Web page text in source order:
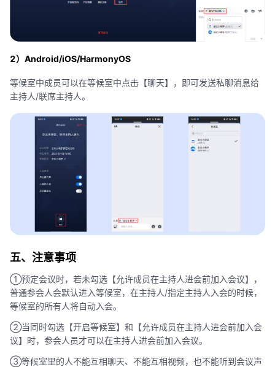
2）Android/iOS/HarmonyOS
等候室中成员可以在等候室中点击【聊天】，即可发送私聊消息给
主持人/联席主持人。
五、注意事项
①预定会议时，若未勾选【允许成员在主持人进会前加入会议】，
普通参会人会默认进入等候室，在主持人/指定主持人入会的时候，
等候室的所有人将自动入会。
②当同时勾选【开启等候室】和【允许成员在主持人进会前加入会
议】时，参会人员才可以在主持人进会前加入会议。
③等候室里的人不能互相聊天、不能互相视频，也不能听到会议声